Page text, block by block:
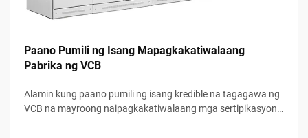
Paano Pumili ng Isang Mapagkakatiwalaang
Pabrika ng VCB
Alamin kung paano pumili ng isang kredible na tagagawa ng
VCB na mayroong naipagkakatiwalaang mga sertipikasyon,